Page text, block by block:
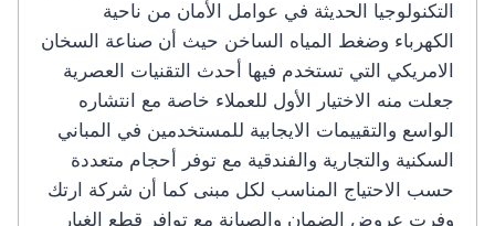
التكنولوجيا الحديثة في عوامل الأمان من ناحية
الكهرباء وضغط المياه الساخن حيث أن صناعة السخان
الامريكي التي تستخدم فيها أحدث التقنيات العصرية
جعلت منه الاختيار الأول للعملاء خاصة مع انتشاره
الواسع والتقييمات الايجابية للمستخدمين في المباني
السكنية والتجارية والفندقية مع توفر أحجام متعددة
حسب الاحتياج المناسب لكل مبنى كما أن شركة ارتك
وفرت عروض الضمان والصيانة مع توافر قطع الغيار